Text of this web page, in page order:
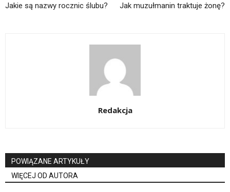
Jakie są nazwy rocznic ślubu? Jak muzułmanin traktuje żonę?
Redakcja
POWIĄZANE ARTYKUŁY
WIĘCEJ OD AUTORA